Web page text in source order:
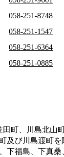
058-251-8748
058-251-1547
058-251-6364
058-251-0885
町、川島北山
及び川島渡町
下福島、下真